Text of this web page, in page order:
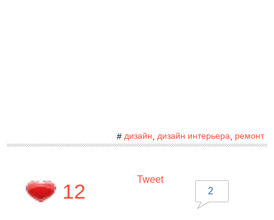
# дизайн дизайн интерьера, ремонт
12
Tweet
2